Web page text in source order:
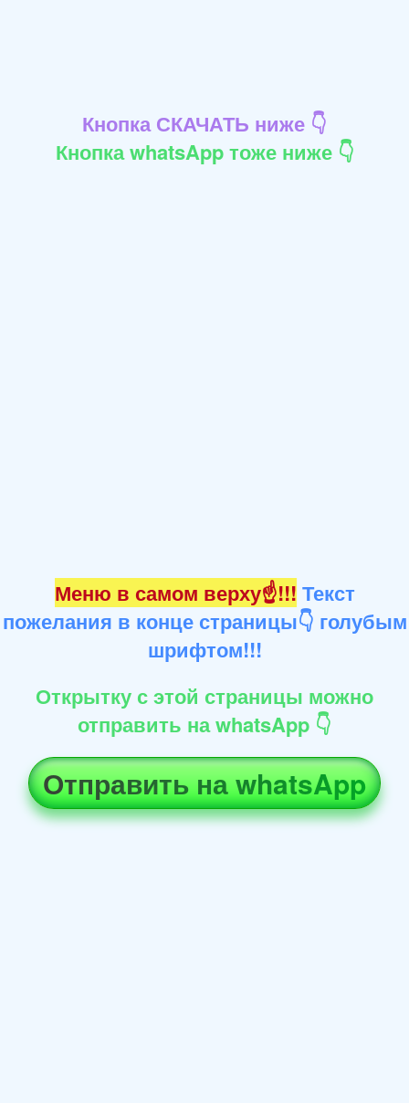
Кнопка СКАЧАТЬ ниже 👇
Кнопка whatsApp тоже ниже 👇
Меню в самом верху☝!!! Текст
пожелания в конце страницы👇 голубым
шрифтом!!!
Открытку с этой страницы можно
отправить на whatsApp 👇
Отправить на whatsApp